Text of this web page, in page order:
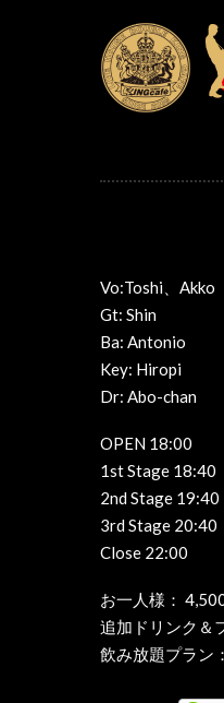
Vo:Toshi、Akko
Gt: Shin
Ba: Antonio
Key: Hiropi
Dr: Abo-chan
OPEN 18:00
1st Stage 18:40
2nd Stage 19:40
3rd Stage 20:40
Close 22:00
お一人様：
追加ドリンク＆
飲み放題プラン